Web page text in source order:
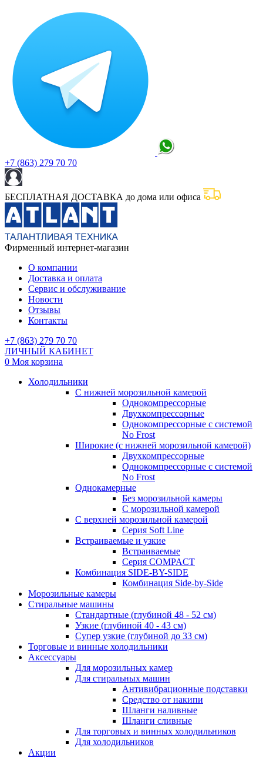
+7 (863) 279 70 70
БЕСПЛАТНАЯ ДОСТАВКА до дома или офиса
Фирменный интернет-магазин
О компании
Доставка и оплата
Сервис и обслуживание
Новости
Отзывы
Контакты
+7 (863) 279 70 70
ЛИЧНЫЙ КАБИНЕТ
0 Моя корзина
Холодильники
С нижней морозильной камерой
Однокомпрессорные
Двухкомпрессорные
Однокомпрессорные с системой
No Frost
Широкие (с нижней морозильной камерой)
Двухкомпрессорные
Однокомпрессорные с системой
No Frost
Однокамерные
Без морозильной камеры
С морозильной камерой
С верхней морозильной камерой
Серия Soft Line
Встраиваемые и узкие
Встраиваемые
Серия СOMPACT
Комбинация SIDE-BY-SIDE
Комбинация Side-by-Side
Морозильные камеры
Стиральные машины
Стандартные (глубиной 48 - 52 см)
Узкие (глубиной 40 - 43 см)
Супер узкие (глубиной до 33 см)
Торговые и винные холодильники
Аксессуары
Для морозильных камер
Для стиральных машин
Антивибрационные подставки
Средство от накипи
Шланги наливные
Шланги сливные
Для торговых и винных холодильников
Для холодильников
Акции